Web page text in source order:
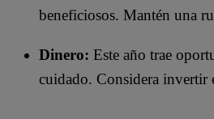
beneficiosos. Mantén una
Dinero: Este año trae
cuidado. Considera invertir